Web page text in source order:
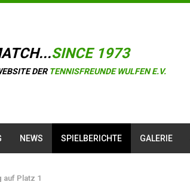
SINCE 1973
DER TENNISFREUNDE WULFEN E.V.
NEWS SPIELBERICHTE GALERIE
auf Platz 1